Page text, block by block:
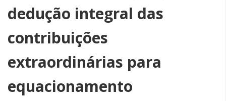
dedução integral das
contribuições
extraordinárias para
equacionamento